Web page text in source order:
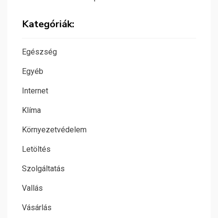
Kategóriák:
Egészség
Egyéb
Internet
Klíma
Környezetvédelem
Letöltés
Szolgáltatás
Vallás
Vásárlás